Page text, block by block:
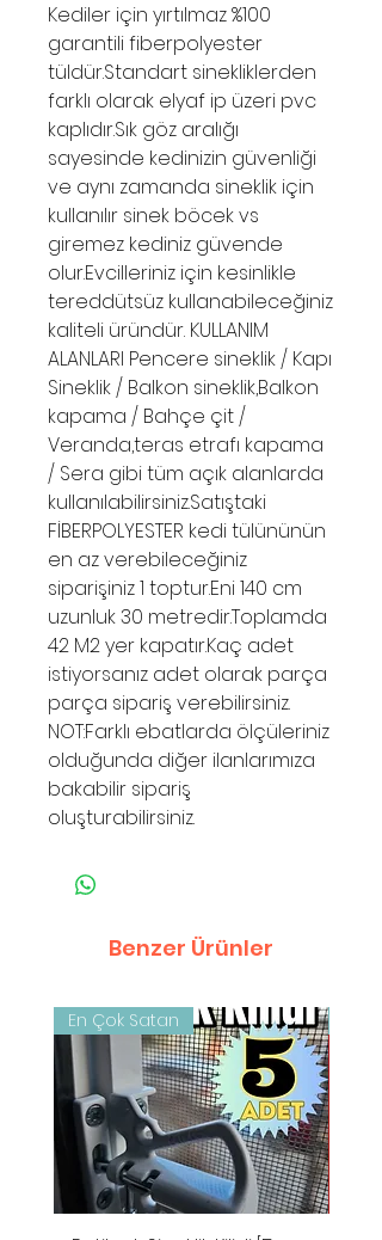
Kediler için yırtılmaz %100
garantili fiberpolyester
tüldür.Standart sinekliklerden
farklı olarak elyaf ip üzeri pvc
kaplıdır.Sık göz aralığı
sayesinde kedinizin güvenliği
ve aynı zamanda sineklik için
kullanılır sinek böcek vs
giremez kediniz güvende
olur.Evcilleriniz için kesinlikle
tereddütsüz kullanabileceğiniz
kaliteli üründür. KULLANIM
ALANLARI Pencere sineklik / Kapı
Sineklik / Balkon sineklik,Balkon
kapama / Bahçe çit /
Veranda,teras etrafı kapama
/ Sera gibi tüm açık alanlarda
kullanılabilirsiniz.Satıştaki
FİBERPOLYESTER kedi tülününün
en az verebileceğiniz
siparişiniz 1 toptur.Eni 140 cm
uzunluk 30 metredir.Toplamda
42 M2 yer kapatır.Kaç adet
istiyorsanız adet olarak parça
parça sipariş verebilirsiniz.
NOT:Farklı ebatlarda ölçüleriniz
olduğunda diğer ilanlarımıza
bakabilir sipariş
oluşturabilirsiniz.
Benzer Ürünler
En Çok Satan